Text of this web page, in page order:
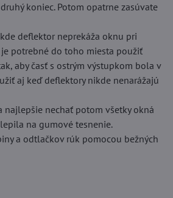
koniec. Potom opatrne zasúvate
deflektor neprekáža oknu pri
je potrebné do toho miesta použiť
aby časť s ostrým výstupkom bola v
aj keď deflektory nikde nenarážajú
nechať potom všetky okná
na gumové tesnenie.
a odtlačkov rúk pomocou bežných